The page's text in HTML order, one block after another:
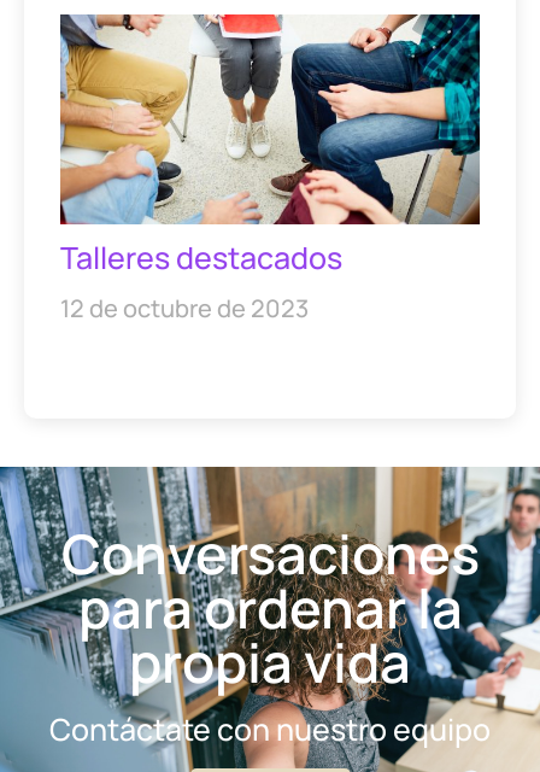
Talleres destacados
12 de octubre de 2023
Conversaciones
para ordenar la
propia vida
Contáctate con nuestro equipo